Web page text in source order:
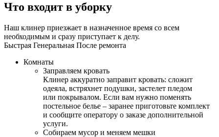
Что входит в уборку
Наш клинер приезжает в назначенное время со всем
необходимым и сразу приступает к делу.
Быстрая Генеральная После ремонта
Комнаты
Заправляем кровать
Клинер аккуратно заправит кровать: сложит
одеяла, встряхнет подушки, застелет пледом
или покрывалом. Если вам нужно поменять
постельное белье – заранее приготовьте комплект
и сообщите оператору о заказе дополнительной
услуги.
Собираем мусор и меняем мешки